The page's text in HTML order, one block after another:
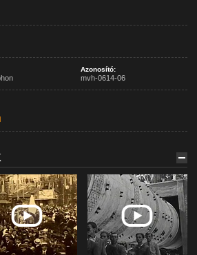
Azonosító:
mvh-0614-06